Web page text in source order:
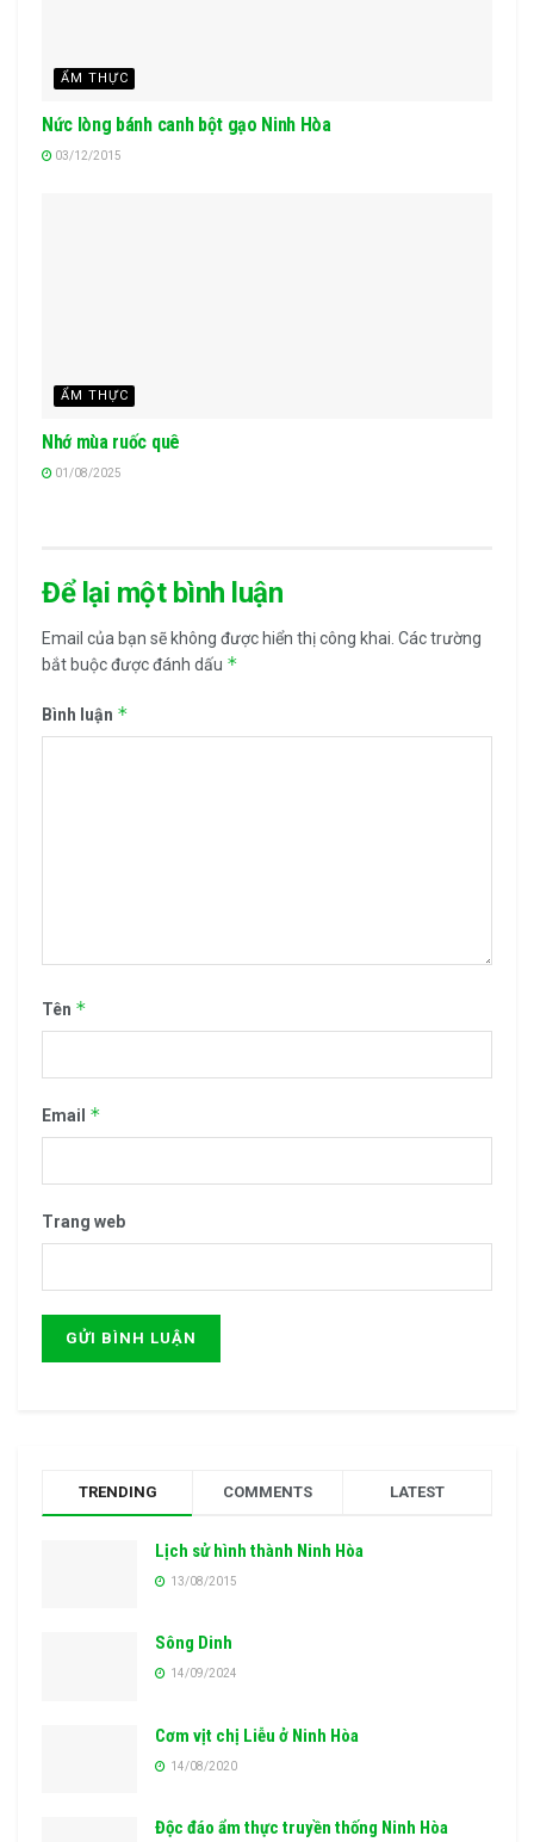
ẨM THỰC
Nức lòng bánh canh bột gạo Ninh Hòa
03/12/2015
ẨM THỰC
Nhớ mùa ruốc quê
01/08/2025
Để lại một bình luận
Email của bạn sẽ không được hiển thị công khai. Các trường
bắt buộc được đánh dấu *
Bình luận *
Tên *
Email *
Trang web
TRENDING COMMENTS LATEST
Lịch sử hình thành Ninh Hòa
13/08/2015
Sông Dinh
14/09/2024
Cơm vịt chị Liễu ở Ninh Hòa
14/08/2020
Độc đáo ẩm thực truyền thống Ninh Hòa